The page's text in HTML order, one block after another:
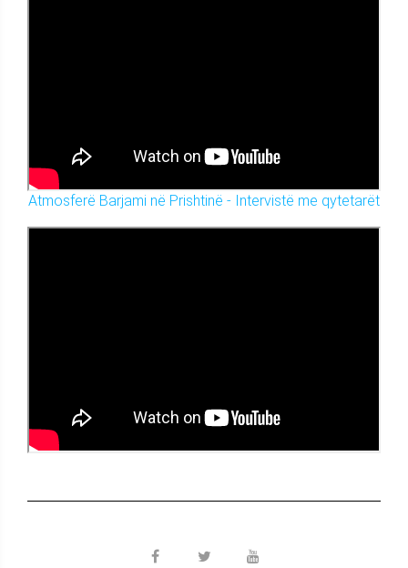
Atmosferë Barjami në Prishtinë - Intervistë me qytetarët